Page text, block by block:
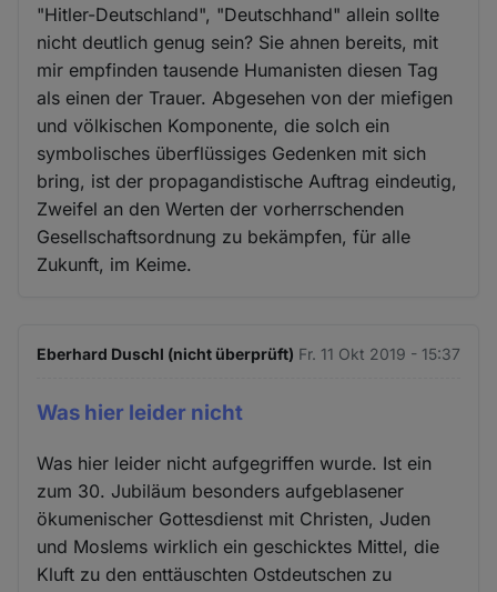
"Hitler-Deutschland", "Deutschhand" allein sollte
nicht deutlich genug sein? Sie ahnen bereits, mit
mir empfinden tausende Humanisten diesen Tag
als einen der Trauer. Abgesehen von der miefigen
und völkischen Komponente, die solch ein
symbolisches überflüssiges Gedenken mit sich
bring, ist der propagandistische Auftrag eindeutig,
Zweifel an den Werten der vorherrschenden
Gesellschaftsordnung zu bekämpfen, für alle
Zukunft, im Keime.
Eberhard Duschl (nicht überprüft) Fr. 11 Okt 2019 - 15:37
Was hier leider nicht
Was hier leider nicht aufgegriffen wurde. Ist ein
zum 30. Jubiläum besonders aufgeblasener
ökumenischer Gottesdienst mit Christen, Juden
und Moslems wirklich ein geschicktes Mittel, die
Kluft zu den enttäuschten Ostdeutschen zu